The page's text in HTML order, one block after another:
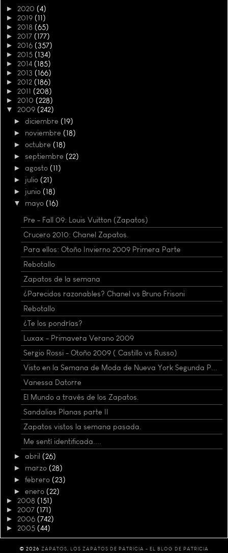
► 2020 (4)
► 2019 (11)
► 2018 (65)
► 2017 (177)
► 2016 (357)
► 2015 (134)
► 2014 (185)
► 2013 (166)
► 2012 (186)
► 2011 (208)
► 2010 (228)
▼ 2009 (242)
► diciembre (19)
► noviembre (18)
► octubre (18)
► septiembre (22)
► agosto (11)
► julio (21)
► junio (18)
▼ mayo (16)
Pre - Fall 09: Louis Vuitton (Zapatos)
Crucero 2010: Chanel Zapatos.
Para ellos: Otoño Invierno 2009 Primera Parte
Rebotallo
Zapatos de la semana
¿Parecidos razonables? Chanel vs Bruno Frisoni
Rebotallo
¿Te los pondrías?
Luxax - Primavera Verano 2009
Sergio Rossi - Otoño 2009 ( Castillo vs Russo)
Visto en la Semana de Moda de Nueva York Segunda P...
Vanessa Datorre
El Mundo a través de los Zapatos.
Sandalias Planas parte II
Zapatos vistos la semana pasada.
Me sentí identificada....
► abril (26)
► marzo (28)
► febrero (23)
► enero (22)
► 2008 (151)
► 2007 (171)
► 2006 (742)
► 2005 (44)
© 2026 ZAPATOS, LOS ZAPATOS DE PATRICIA - EL BLOG DE PATRICIA